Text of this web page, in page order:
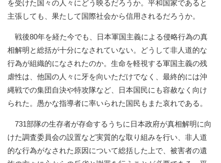
を受けた国々の人々にどう映るだろうか。平和国家であると
主張しても、果たして国際社会から信用されるだろうか。
戦後80年を経た今でも、日本軍国主義による侵略行為の真
相解明と総括が十分になされていない。どうして非人道的な
行為が組織的になされたのか。生命を軽視する軍国主義の残
虐性は、他国の人々に牙を向いただけでなく、最終的には沖
縄戦での集団自決や特攻隊など、日本国民にも容赦なく向け
られた。愚かな指導者に率いられた国民もまた哀れである。
731部隊の生存者が存命するうちに日本政府が真相解明に向
けた調査委員会の設置など実質的な取り組みを行い、非人道
的な行為がなされた原因について総括した上で、被害者の遺